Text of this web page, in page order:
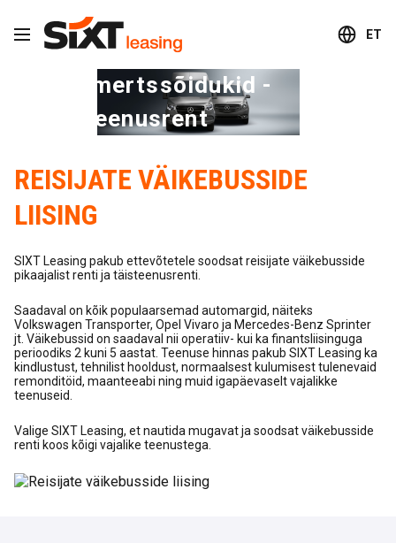
ET
Kommertssõidukid -
täisteenusrent
REISIJATE VÄIKEBUSSIDE
LIISING
SIXT Leasing pakub ettevõtetele soodsat reisijate väikebusside
pikaajalist renti ja täisteenusrenti.
Saadaval on kõik populaarsemad automargid, näiteks
Volkswagen Transporter, Opel Vivaro ja Mercedes-Benz Sprinter
jt. Väikebussid on saadaval nii operatiiv- kui ka finantsliisinguga
perioodiks 2 kuni 5 aastat. Teenuse hinnas pakub SIXT Leasing ka
kindlustust, tehnilist hooldust, normaalsest kulumisest tulenevaid
remonditöid, maanteeabi ning muid igapäevaselt vajalikke
teenuseid.
Valige SIXT Leasing, et nautida mugavat ja soodsat väikebusside
renti koos kõigi vajalike teenustega.